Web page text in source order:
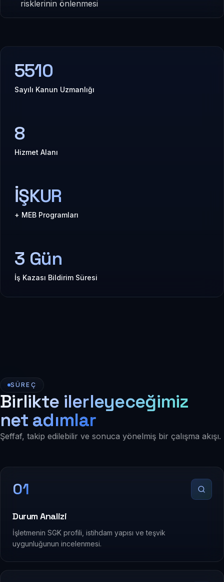
risklerinin önlenmesi
5510
Sayılı Kanun Uzmanlığı
8
Hizmet Alanı
İŞKUR
+ MEB Programları
3 Gün
İş Kazası Bildirim Süresi
SÜREÇ
Birlikte ilerleyeceğimiz
net adımlar
Şeffaf, takip edilebilir ve sonuca yönelmiş bir çalışma akışı.
01
Durum Analizi
İşletmenin SGK profili, istihdam yapısı ve teşvik
uygunluğunun incelenmesi.